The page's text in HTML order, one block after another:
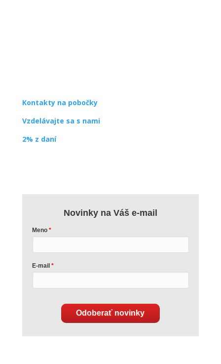
Kontakty na pobočky
Vzdelávajte sa s nami
2% z daní
Novinky na Váš e-mail
Meno
E-mail
Odoberať novinky